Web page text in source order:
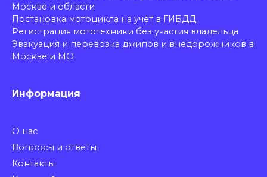
Москве и области
Постановка мотоцикла на учет в ГИБДД
Регистрация мототехники без участия владельца
Эвакуация и перевозка джипов и внедорожников в
Москве и МО
Информация
О нас
Вопросы и ответы
Контакты